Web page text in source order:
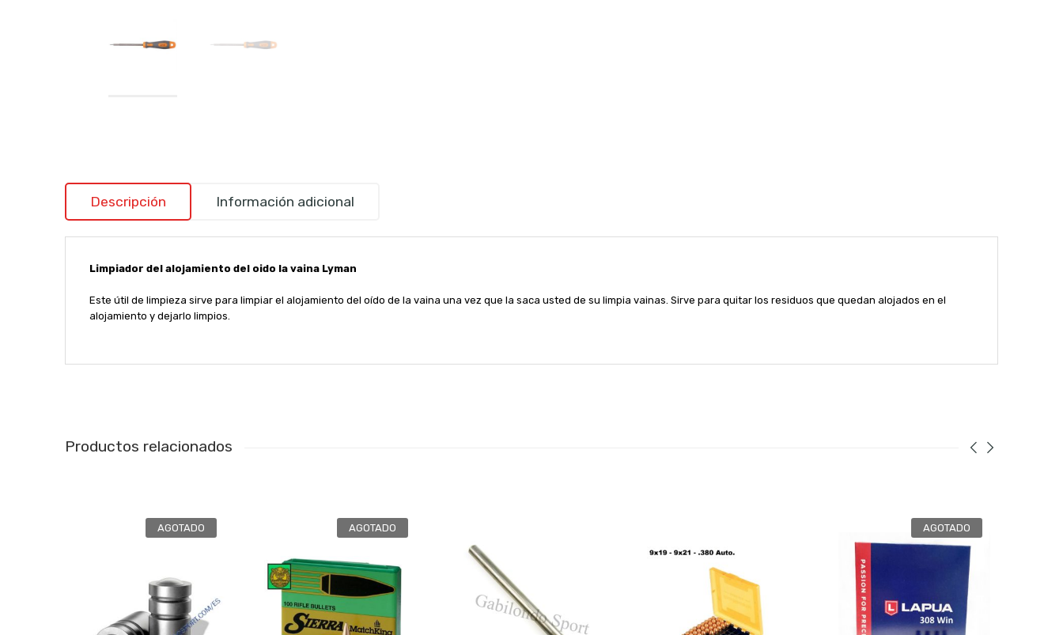
Descripción Información adicional
Limpiador del alojamiento del oido la vaina Lyman
Este útil de limpieza sirve para limpiar el alojamiento del oído de la vaina una vez que la saca usted de su limpia vainas. Sirve para quitar los residuos que quedan alojados en el
alojamiento y dejarlo limpios.
Productos relacionados
AGOTADO AGOTADO AGOTADO